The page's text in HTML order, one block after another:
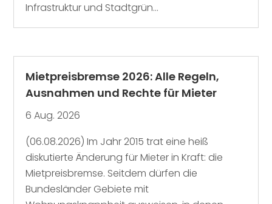
Infrastruktur und Stadtgrün...
Mietpreisbremse 2026: Alle Regeln,
Ausnahmen und Rechte für Mieter
6 Aug. 2026
(06.08.2026) Im Jahr 2015 trat eine heiß
diskutierte Änderung für Mieter in Kraft: die
Mietpreisbremse. Seitdem dürfen die
Bundesländer Gebiete mit